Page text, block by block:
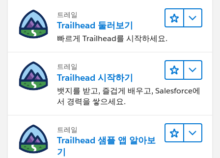
트레일
Trailhead 둘러보기
빠르게 Trailhead를 시작하세요.
트레일
Trailhead 시작하기
뱃지를 받고, 즐겁게 배우고, Salesforce에
서 경력을 쌓으세요.
트레일
Trailhead 샘플 앱 알아보
기